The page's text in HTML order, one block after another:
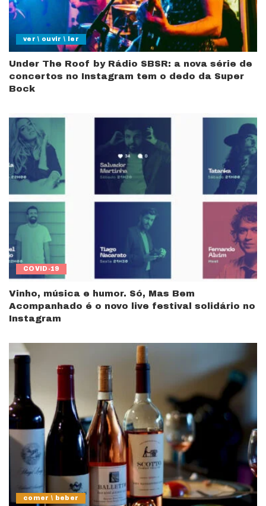
ver \ ouvir \ ler
Under The Roof by Rádio SBSR: a nova série de
concertos no Instagram tem o dedo da Super
Bock
COVID-19
Vinho, música e humor. Só, Mas Bem
Acompanhado é o novo live festival solidário no
Instagram
comer \ beber